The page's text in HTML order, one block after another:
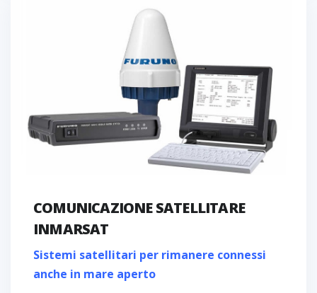
COMUNICAZIONE SATELLITARE
INMARSAT
Sistemi satellitari per rimanere connessi
anche in mare aperto